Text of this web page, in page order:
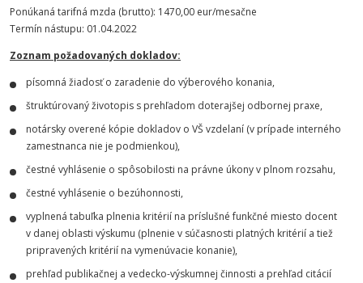
Ponúkaná tarifná mzda (brutto): 1470,00 eur/mesačne
Termín nástupu: 01.04.2022
Zoznam požadovaných dokladov:
písomná žiadosť o zaradenie do výberového konania,
štruktúrovaný životopis s prehľadom doterajšej odbornej praxe,
notársky overené kópie dokladov o VŠ vzdelaní (v prípade interného
zamestnanca nie je podmienkou),
čestné vyhlásenie o spôsobilosti na právne úkony v plnom rozsahu,
čestné vyhlásenie o bezúhonnosti,
vyplnená tabuľka plnenia kritérií na príslušné funkčné miesto docent
v danej oblasti výskumu (plnenie v súčasnosti platných kritérií a tiež
pripravených kritérií na vymenúvacie konanie),
prehľad publikačnej a vedecko-výskumnej činnosti a prehľad citácií